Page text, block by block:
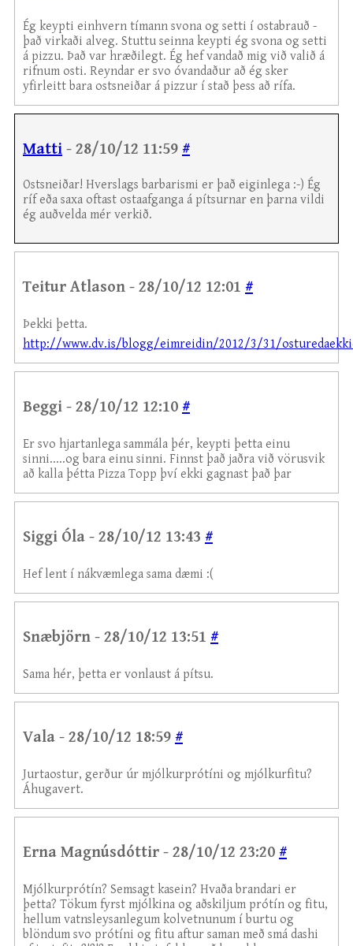
Ég keypti einhvern tímann svona og setti í ostabrauð -
það virkaði alveg. Stuttu seinna keypti ég svona og setti
á pizzu. Það var hræðilegt. Ég hef vandað mig við valið á
rifnum osti. Reyndar er svo óvandaður að ég sker
yfirleitt bara ostsneiðar á pizzur í stað þess að rífa.
Matti - 28/10/12 11:59 #
Ostsneiðar! Hverslags barbarismi er það eiginlega :-) Ég
ríf eða saxa oftast ostaafganga á pítsurnar en þarna vildi
ég auðvelda mér verkið.
Teitur Atlason - 28/10/12 12:01 #
Þekki þetta.
http://www.dv.is/blogg/eimreidin/2012/3/31/
Beggi - 28/10/12 12:10 #
Er svo hjartanlega sammála þér, keypti þetta einu
sinni.....og bara einu sinni. Finnst það jaðra við vörusvik
að kalla þétta Pizza Topp því ekki gagnast það þar
Siggi Óla - 28/10/12 13:43 #
Hef lent í nákvæmlega sama dæmi :(
Snæbjörn - 28/10/12 13:51 #
Sama hér, þetta er vonlaust á pítsu.
Vala - 28/10/12 18:59 #
Jurtaostur, gerður úr mjólkurprótíni og mjólkurfitu?
Áhugavert.
Erna Magnúsdóttir - 28/10/12 23:20 #
Mjólkurprótín? Semsagt kasein? Hvaða brandari er
þetta? Tökum fyrst mjólkina og aðskiljum prótín og fitu,
hellum vatnsleysanlegum kolvetnunum í burtu og
blöndum svo prótíni og fitu aftur saman með smá dashi